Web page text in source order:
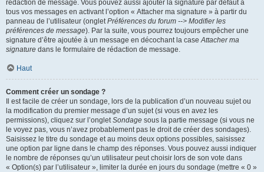
rédaction de message. Vous pouvez aussi ajouter la signature par défaut à
tous vos messages en activant l’option « Attacher ma signature » à partir du
panneau de l’utilisateur (ongletPréférences du forum --> Modifier les
préférences de message). Par la suite, vous pourrez toujours empêcher une
signature d’être ajoutée à un message en décochant la caseAttacher ma
signature dans le formulaire de rédaction de message.
Haut
Comment créer un sondage ?
Il est facile de créer un sondage, lors de la publication d’un nouveau sujet ou
la modification du premier message d’un sujet (si vous en avez les
permissions), cliquez sur l’ongletSondage sous la partie message (si vous ne
le voyez pas, vous n’avez probablement pas le droit de créer des sondages).
Saisissez le titre du sondage et au moins deux options possibles, saisissez
une option par ligne dans le champ des réponses. Vous pouvez aussi indiquer
le nombre de réponses qu’un utilisateur peut choisir lors de son vote dans
« Option(s) par l’utilisateur », limiter la durée en jours du sondage (mettre « 0 »